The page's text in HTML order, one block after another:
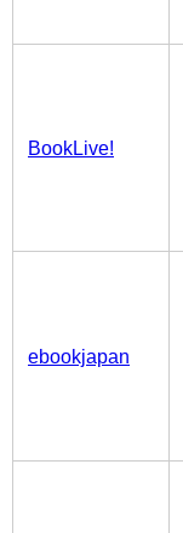
BookLive!
ebookjapan